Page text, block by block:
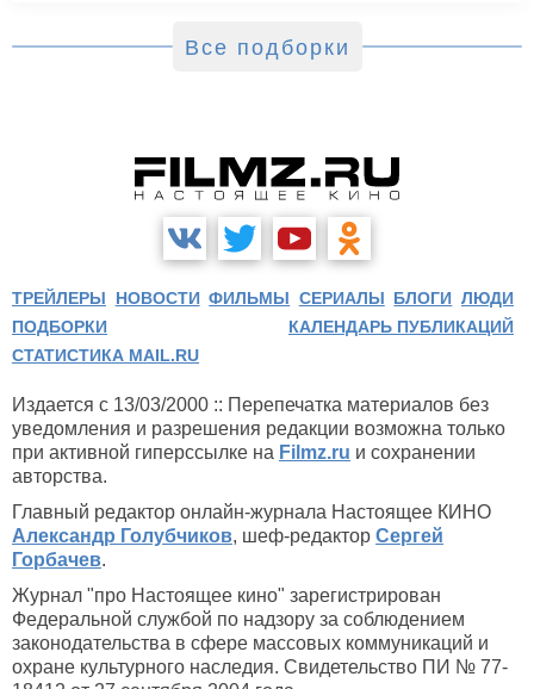
Все подборки
ТРЕЙЛЕРЫ НОВОСТИ ФИЛЬМЫ СЕРИАЛЫ БЛОГИ ЛЮДИ
ПОДБОРКИ
КАЛЕНДАРЬ ПУБЛИКАЦИЙ
СТАТИСТИКА MAIL.RU
Издается с 13/03/2000 :: Перепечатка материалов без
уведомления и разрешения редакции возможна только
при активной гиперссылке на Filmz.ru и сохранении
авторства.
Главный редактор онлайн-журнала Настоящее КИНО
Александр Голубчиков, шеф-редактор Сергей
Горбачев.
Журнал "про Настоящее кино" зарегистрирован
Федеральной службой по надзору за соблюдением
законодательства в сфере массовых коммуникаций и
охране культурного наследия. Свидетельство ПИ № 77-